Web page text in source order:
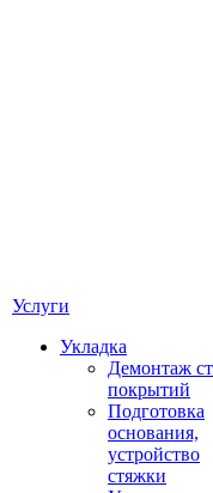
Услуги
Укладка
Демонтаж
покрытий
Подготовка
основания,
устройство
стяжки